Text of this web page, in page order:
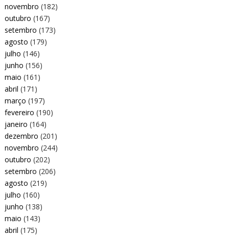
novembro (182)
outubro (167)
setembro (173)
agosto (179)
julho (146)
junho (156)
maio (161)
abril (171)
março (197)
fevereiro (190)
janeiro (164)
dezembro (201)
novembro (244)
outubro (202)
setembro (206)
agosto (219)
julho (160)
junho (138)
maio (143)
abril (175)